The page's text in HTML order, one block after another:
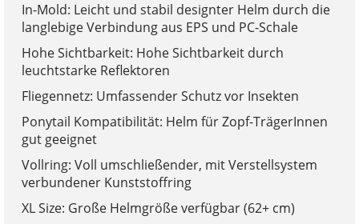
In-Mold: Leicht und stabil designter Helm durch die
langlebige Verbindung aus EPS und PC-Schale
Hohe Sichtbarkeit: Hohe Sichtbarkeit durch
leuchtstarke Reflektoren
Fliegennetz: Umfassender Schutz vor Insekten
Ponytail Kompatibilität: Helm für Zopf-TrägerInnen
gut geeignet
Vollring: Voll umschließender, mit Verstellsystem
verbundener Kunststoffring
XL Size: Große Helmgröße verfügbar (62+ cm)